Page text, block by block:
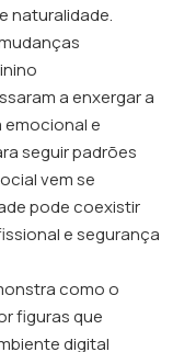
naturalidade.
a enxergar a
e
seguir padrões
vem se
pode coexistir
e segurança
como o
figuras que
digital